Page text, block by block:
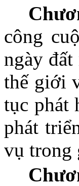
công
ngày
thế giới
tục phát
phát
vụ trong